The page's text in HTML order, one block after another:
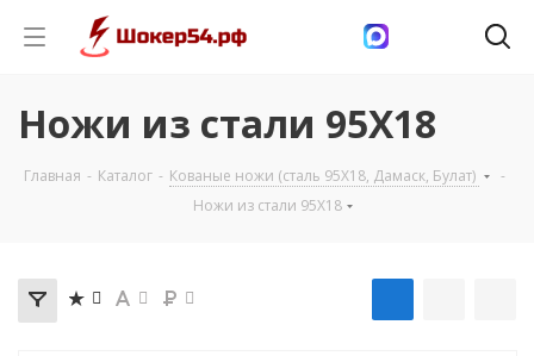
Ножи из стали 95Х18
Главная - Каталог - Кованые ножи (сталь 95Х18, Дамаск, Булат)
-
Ножи из стали 95Х18